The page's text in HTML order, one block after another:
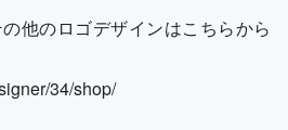
他のロゴデザインはこちらから
34/shop/